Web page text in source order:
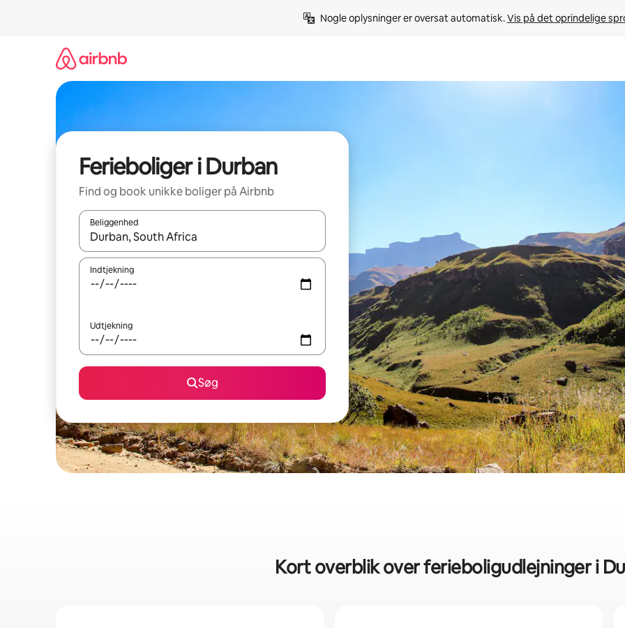
Nogle oplysninger er oversat automatisk. Vis på det oprindelige
Ferieboliger i Durban
Find og book unikke boliger på Airbnb
Beliggenhed
Når resultaterne er tilgængelige, skal du navigere med piletasterne op og ned eller se mere ved at trykke eller stryge.
Indtjekning
Udtjekning
Søg
Kort overblik over ferieboligudlejninger i